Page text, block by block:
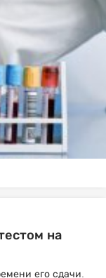
на
его сдачи.